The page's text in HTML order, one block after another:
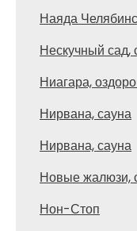
Наяда
Нескучный сад,
Ниагара,
Нирвана, сауна
Нирвана, сауна
Новые жалюзи,
Нон-Стоп